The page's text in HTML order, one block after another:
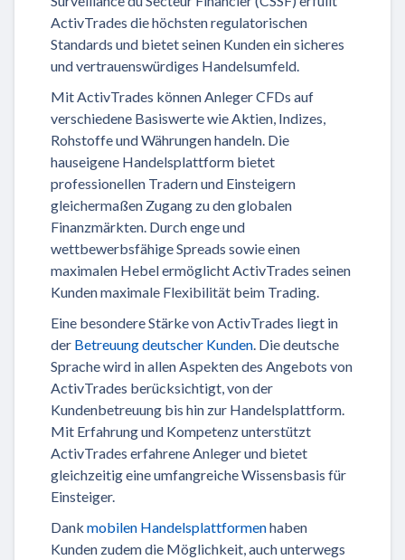
ActivTrades die höchsten regulatorischen
Standards und bietet seinen Kunden ein sicheres
und vertrauenswürdiges Handelsumfeld.
Mit ActivTrades können Anleger CFDs auf
verschiedene Basiswerte wie Aktien, Indizes,
Rohstoffe und Währungen handeln. Die
hauseigene Handelsplattform bietet
professionellen Tradern und Einsteigern
gleichermaßen Zugang zu den globalen
Finanzmärkten. Durch enge und
wettbewerbsfähige Spreads sowie einen
maximalen Hebel ermöglicht ActivTrades seinen
Kunden maximale Flexibilität beim Trading.
Eine besondere Stärke von ActivTrades liegt in
der Betreuung deutscher Kunden . Die deutsche
Sprache wird in allen Aspekten des Angebots von
ActivTrades berücksichtigt, von der
Kundenbetreuung bis hin zur Handelsplattform.
Mit Erfahrung und Kompetenz unterstützt
ActivTrades erfahrene Anleger und bietet
gleichzeitig eine umfangreiche Wissensbasis für
Einsteiger.
Dank mobilen Handelsplattformenhaben
Kunden zudem die Möglichkeit, auch unterwegs